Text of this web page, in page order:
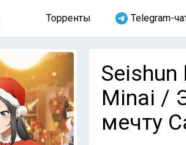
Торренты Telegram-
Seishun
Minai /
мечту